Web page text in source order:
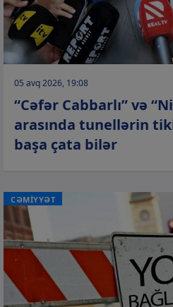
05 avq 2026, 19:08
“Cəfər Cabbarlı” və
arasında tunellərin
başa çata bilər
CƏMİYYƏT